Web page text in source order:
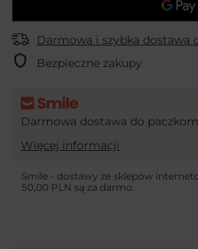
Darmowa i szybka dostawa
Bezpieczne zakupy
Darmowa dostawa do
Więcej informacji
Smile - dostawy ze sklepów
50,00 PLN są za darmo.